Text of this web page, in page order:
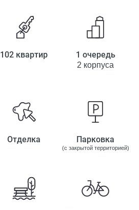
102 квартир 1 очередь
2 корпуса
Отделка Парковка
(с закрытой территорией)